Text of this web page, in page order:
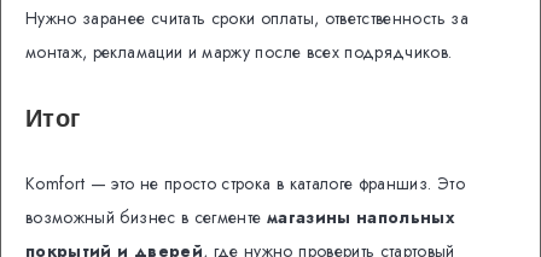
Нужно заранее считать сроки оплаты, ответственность за
монтаж, рекламации и маржу после всех подрядчиков.
Итог
Komfort — это не просто строка в каталоге франшиз. Это
возможный бизнес в сегменте магазины напольных
покрытий и дверей, где нужно проверить стартовый